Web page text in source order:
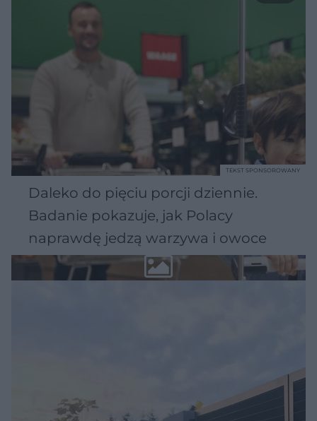
Daleko do pięciu porcji dziennie.
Badanie pokazuje, jak Polacy
naprawdę jedzą warzywa i owoce
TEKST SPONSOROWANY